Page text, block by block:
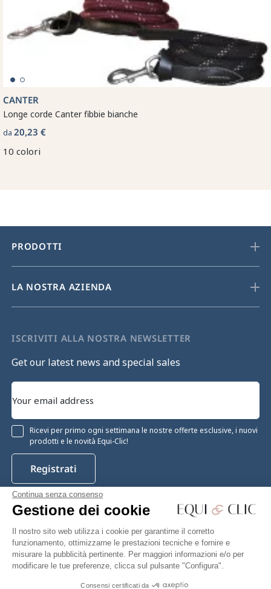
Continua senza consenso
Gestione dei cookie
Il nostro sito web utilizza i cookie per garantirne il corretto
funzionamento, ottimizzarne le prestazioni tecniche e fornire e
misurare la pubblicità pertinente. Per maggiori informazioni e/o per
modificare le tue preferenze, clicca sul pulsante "Configura".
Consensi certificati da
CANTER
Longe corde Canter fibbie bianche
da 20,23 €
10 colori
PRODOTTI
LA NOSTRA AZIENDA
ISCRIVITI ALLA NOSTRA NEWSLETTER
Get our latest news and special sales
Ricevi per primo ogni settimana le nostre offerte esclusive, i nuovi
prodotti e le novità Equi-Clic!
Registrati
Facebook Twitter
YouTube
Pinterest
Instagram
Equiclic © 2026